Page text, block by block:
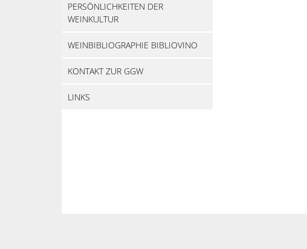
PERSÖNLICHKEITEN DER
WEINKULTUR
WEINBIBLIOGRAPHIE BIBLIOVINO
KONTAKT ZUR GGW
LINKS